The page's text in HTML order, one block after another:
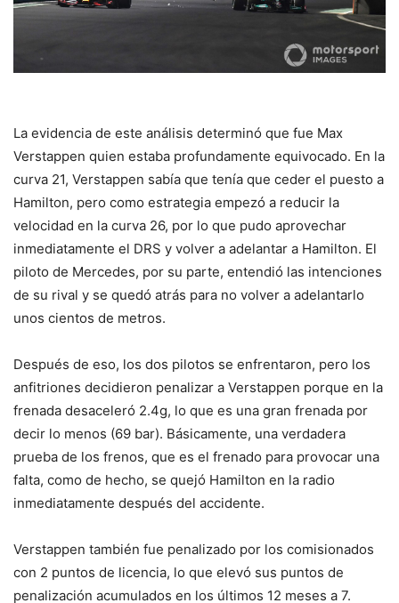
La evidencia de este análisis determinó que fue Max
Verstappen quien estaba profundamente equivocado. En la
curva 21, Verstappen sabía que tenía que ceder el puesto a
Hamilton, pero como estrategia empezó a reducir la
velocidad en la curva 26, por lo que pudo aprovechar
inmediatamente el DRS y volver a adelantar a Hamilton. El
piloto de Mercedes, por su parte, entendió las intenciones
de su rival y se quedó atrás para no volver a adelantarlo
unos cientos de metros.
Después de eso, los dos pilotos se enfrentaron, pero los
anfitriones decidieron penalizar a Verstappen porque en la
frenada desaceleró 2.4g, lo que es una gran frenada por
decir lo menos (69 bar). Básicamente, una verdadera
prueba de los frenos, que es el frenado para provocar una
falta, como de hecho, se quejó Hamilton en la radio
inmediatamente después del accidente.
Verstappen también fue penalizado por los comisionados
con 2 puntos de licencia, lo que elevó sus puntos de
penalización acumulados en los últimos 12 meses a 7.